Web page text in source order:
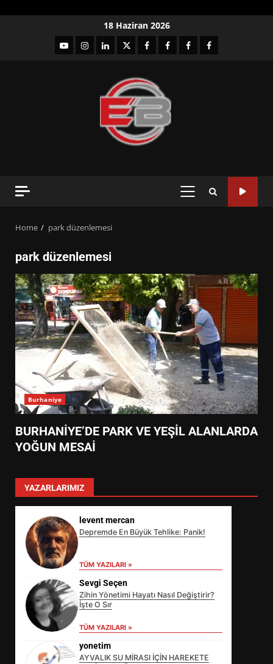
18 Haziran 2026
YouTubeInstagram
LinkedIntwitterfacebook-Facebook-
Facebook-Facebook-
PRIMARY
Home park düzenlemesi
park düzenlemesi
Burhaniye
BURHANİYE’DE PARK VE YEŞİL ALANLARDA
YOĞUN MESAİ
YAZARLARIMIZ
levent mercan
Depremde En Büyük Tehlike: Panik!
TÜM YAZILARI »
Sevgi Seçen
Zihin Yönetimi Hayatı Nasıl Değiştirir?
İşte O Sır
TÜM YAZILARI »
yonetim
AYVALIK SU MİRASI İÇİN HAREKETE